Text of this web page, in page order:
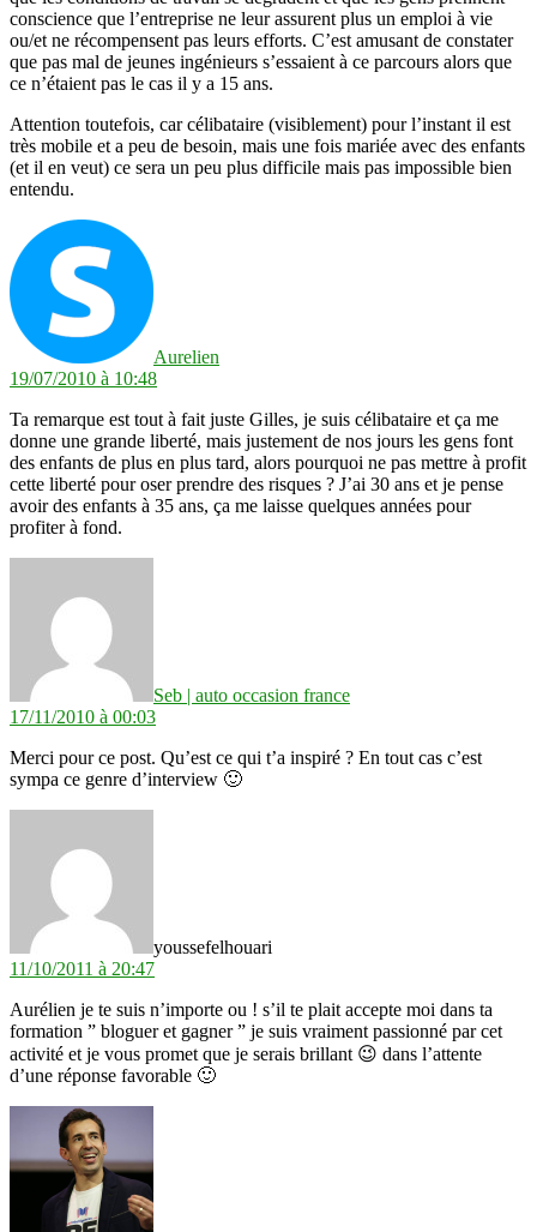
conscience que l’entreprise ne leur assurent plus un emploi à vie
ou/et ne récompensent pas leurs efforts. C’est amusant de constater
que pas mal de jeunes ingénieurs s’essaient à ce parcours alors que
ce n’étaient pas le cas il y a 15 ans.
Attention toutefois, car célibataire (visiblement) pour l’instant il est
très mobile et a peu de besoin, mais une fois mariée avec des enfants
(et il en veut) ce sera un peu plus difficile mais pas impossible bien
entendu.
Aurelien
19/07/2010 à 10:48
Ta remarque est tout à fait juste Gilles, je suis célibataire et ça me
donne une grande liberté, mais justement de nos jours les gens font
des enfants de plus en plus tard, alors pourquoi ne pas mettre à profit
cette liberté pour oser prendre des risques ? J’ai 30 ans et je pense
avoir des enfants à 35 ans, ça me laisse quelques années pour
profiter à fond.
Seb | auto occasion france
17/11/2010 à 00:03
Merci pour ce post. Qu’est ce qui t’a inspiré ? En tout cas c’est
sympa ce genre d’interview 🙂
youssefelhouari
11/10/2011 à 20:47
Aurélien je te suis n’importe ou ! s’il te plait accepte moi dans ta
formation ” bloguer et gagner ” je suis vraiment passionné par cet
activité et je vous promet que je serais brillant 😉 dans l’attente
d’une réponse favorable 🙂